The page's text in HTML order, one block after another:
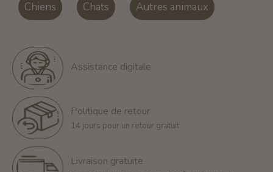
Chiens Chats Autres animaux
Assistance digitale
Politique de retour
14 jours pour un retour gratuit
Livraison gratuite